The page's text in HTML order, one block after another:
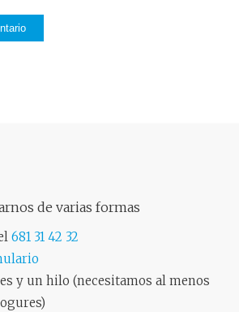
de varias formas
681 31 42 32
y un hilo (necesitamos al menos